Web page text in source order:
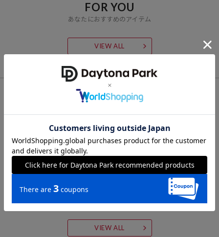
FOR YOU
あなたにおすすめのアイテム
VIEW ALL
CHECK LIST
最近チェックした商品
VIEW ALL